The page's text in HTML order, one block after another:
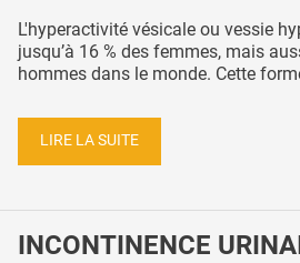
L'hyperactivité vésicale ou vessie
jusqu’à 16 % des femmes, mais
hommes dans le monde. Cette
LIRE LA SUITE
INCONTINENCE